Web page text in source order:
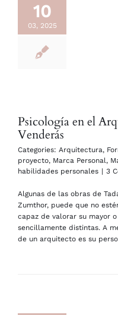
10
03, 2025
Psicología en el
Venderás
Categories: Arquitectura,
proyecto, Marca Personal,
habilidades personales | 3
Algunas de las obras de
Zumthor, puede que no
capaz de valorar su mayor
sencillamente distintas. A
de un arquitecto es su